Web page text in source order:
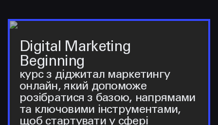
Digital Marketing
Beginning
курс з діджитал маркетингу
онлайн, який допоможе
розібратися з базою, напрямами
та ключовими інструментами,
щоб стартувати у сфері